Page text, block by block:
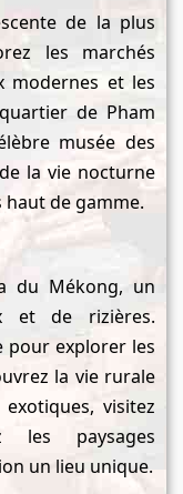
de la plus
les marchés
modernes et les
de Pham
musée des
la vie nocturne
de gamme.
du Mékong, un
et de rizières.
pour explorer les
la vie rurale
visitez
les paysages
un lieu unique.